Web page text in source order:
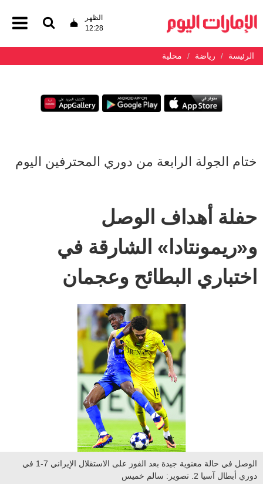
الظهر
12:28
الرئيسة رياضة محلية
ختام الجولة الرابعة من دوري المحترفين اليوم
حفلة أهداف الوصل
و«ريمونتادا» الشارقة في
اختباري البطائح وعجمان
الوصل في حالة معنوية جيدة بعد الفوز على الاستقلال الإيراني 7-1 في
دوري أبطال آسيا 2. تصوير: سالم خميس